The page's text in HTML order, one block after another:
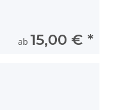
ab 15,00 € *